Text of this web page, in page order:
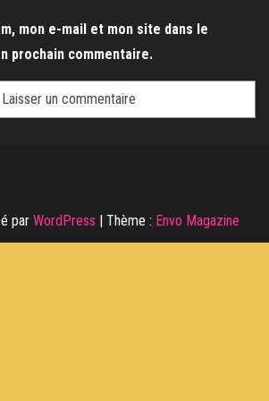
mon e-mail et mon site dans le
prochain commentaire.
par WordPress | Thème : Envo Magazine